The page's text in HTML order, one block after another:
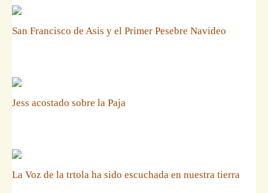
San Francisco de Asis y el Primer Pesebre Navideo
Jess acostado sobre la Paja
La Voz de la trtola ha sido escuchada en nuestra tierra